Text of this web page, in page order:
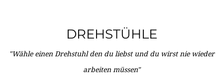
DREHSTÜHLE
"Wähle einen Drehstuhl den du liebst und du wirst nie wieder
arbeiten müssen"